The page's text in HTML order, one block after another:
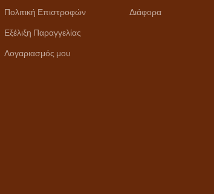
Πολιτική Επιστροφών
Εξέλιξη Παραγγελίας
Λογαριασμός μου
Διάφορα